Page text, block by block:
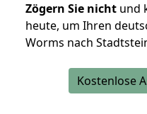
Zögern Sie nicht und
heute, um Ihren
Worms nach
Kostenlose